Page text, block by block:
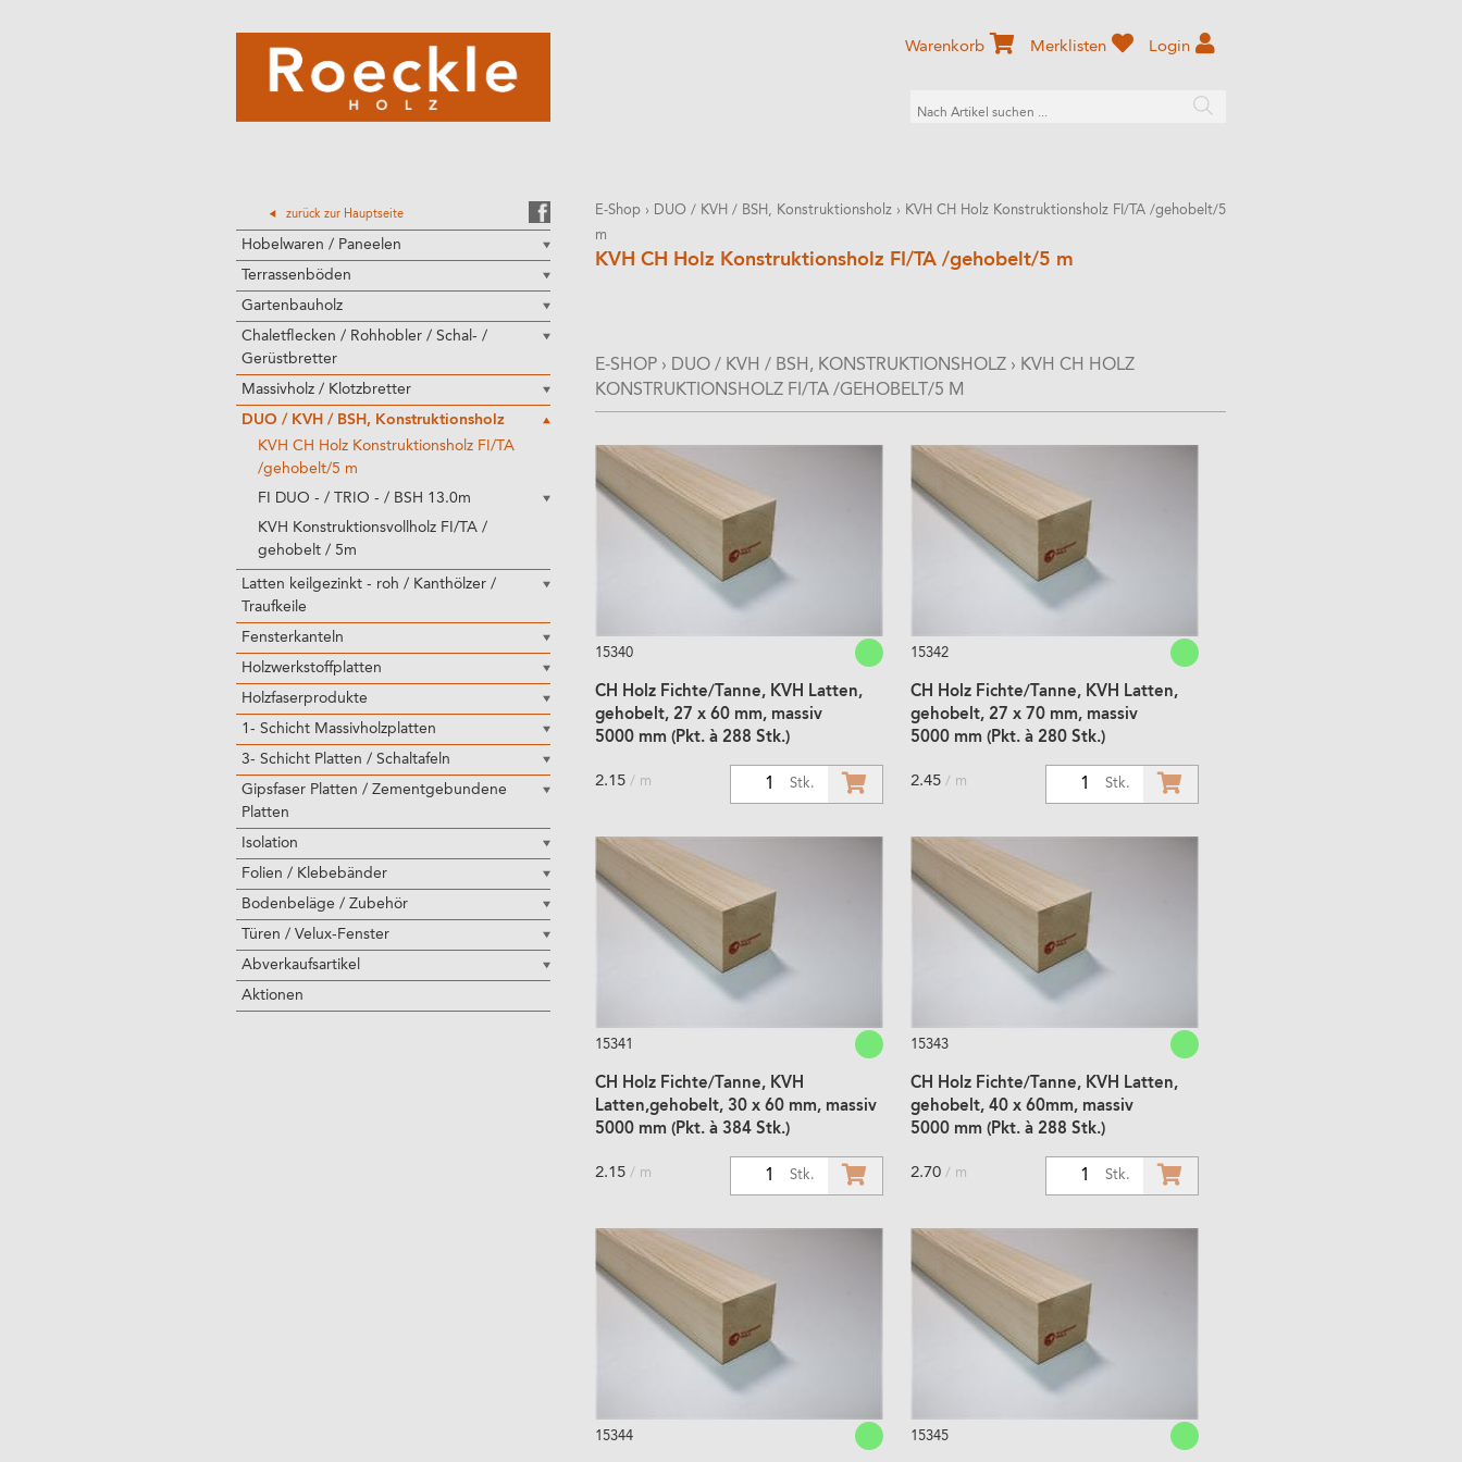
zurück zur Hauptseite
Hobelwaren / Paneelen
Terrassenböden
Gartenbauholz
Chaletflecken / Rohhobler / Schal- /
Gerüstbretter
Massivholz / Klotzbretter
DUO / KVH / BSH, Konstruktionsholz
KVH CH Holz Konstruktionsholz FI/TA
/gehobelt/5 m
FI DUO - / TRIO - / BSH 13.0m
KVH Konstruktionsvollholz FI/TA /
gehobelt / 5m
Latten keilgezinkt - roh / Kanthölzer /
Traufkeile
Fensterkanteln
Holzwerkstoffplatten
Holzfaserprodukte
1- Schicht Massivholzplatten
3- Schicht Platten / Schaltafeln
Gipsfaser Platten / Zementgebundene
Platten
Isolation
Folien / Klebebänder
Bodenbeläge / Zubehör
Türen / Velux-Fenster
Abverkaufsartikel
Aktionen
Warenkorb Merklisten Login
E-Shop › DUO / KVH / BSH, Konstruktionsholz › KVH CH Holz Konstruktionsholz FI/TA /gehobelt/5
m
KVH CH Holz Konstruktionsholz FI/TA /gehobelt/5 m
E-SHOP › DUO / KVH / BSH, KONSTRUKTIONSHOLZ › KVH CH HOLZ
KONSTRUKTIONSHOLZ FI/TA /GEHOBELT/5 M
15340
CH Holz Fichte/Tanne, KVH Latten,
gehobelt, 27 x 60 mm, massiv
5000 mm (Pkt. à 288 Stk.)
Stk.
2.15 / m
15342
CH Holz Fichte/Tanne, KVH Latten,
gehobelt, 27 x 70 mm, massiv
5000 mm (Pkt. à 280 Stk.)
Stk.
2.45 / m
15341
CH Holz Fichte/Tanne, KVH
Latten,gehobelt, 30 x 60 mm, massiv
5000 mm (Pkt. à 384 Stk.)
Stk.
2.15 / m
15343
CH Holz Fichte/Tanne, KVH Latten,
gehobelt, 40 x 60mm, massiv
5000 mm (Pkt. à 288 Stk.)
Stk.
2.70 / m
15344 15345